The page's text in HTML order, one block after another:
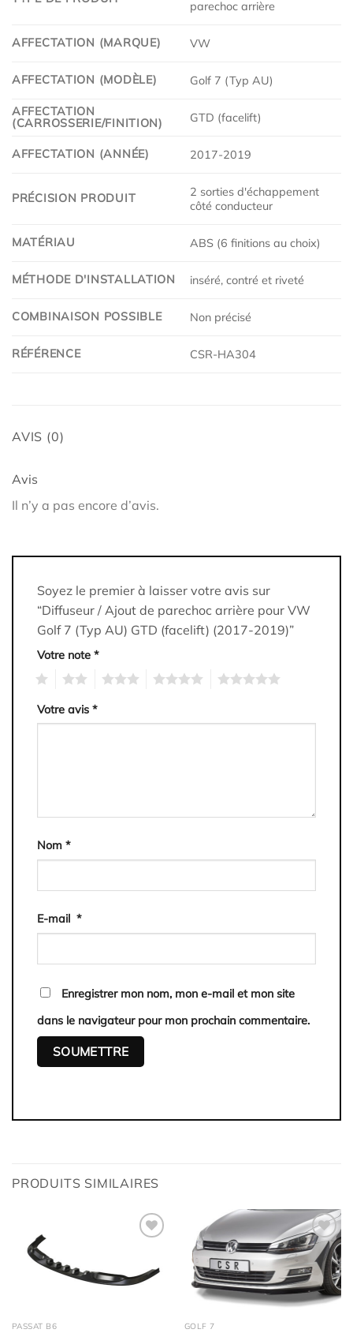
parechoc arrière
AFFECTATION (MARQUE) VW
AFFECTATION (MODÈLE) Golf 7 (Typ AU)
AFFECTATION
(CARROSSERIE/FINITION)
GTD (facelift)
AFFECTATION (ANNÉE) 2017-2019
PRÉCISION PRODUIT
2 sorties d'échappement
côté conducteur
MATÉRIAU ABS (6 finitions au choix)
MÉTHODE D'INSTALLATION inséré, contré et riveté
COMBINAISON POSSIBLE Non précisé
RÉFÉRENCE CSR-HA304
AVIS (0)
Avis
Il n’y a pas encore d’avis.
Soyez le premier à laisser votre avis sur
“Diffuseur / Ajout de parechoc arrière pour VW
Golf 7 (Typ AU) GTD (facelift) (2017-2019)”
Votre note *
Votre avis *
Nom *
E-mail *
Enregistrer mon nom, mon e-mail et mon site
dans le navigateur pour mon prochain commentaire.
PRODUITS SIMILAIRES
Ajouter
à la
PASSAT B6
Ajouter
à la
wishlist
GOLF 7